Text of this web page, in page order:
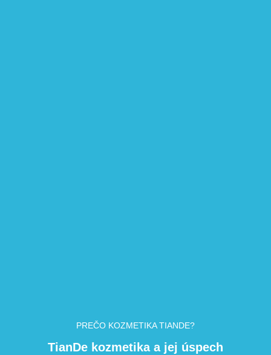
PREČO KOZMETIKA TIANDE?
TianDe kozmetika a jej úspech